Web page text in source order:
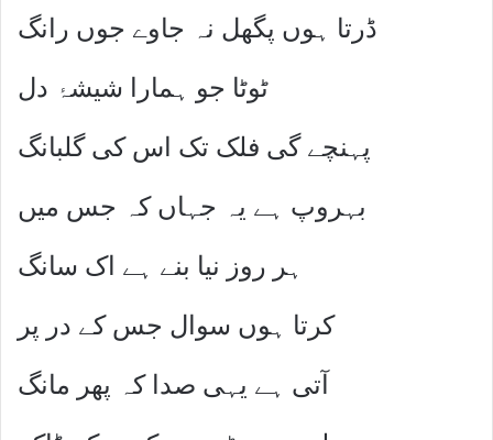
ڈرتا ہوں پگھل نہ جاوے جوں رانگ
ٹوٹا جو ہمارا شیشۂ دل
پہنچے گی فلک تک اس کی گلبانگ
بہروپ ہے یہ جہاں کہ جس میں
ہر روز نیا بنے ہے اک سانگ
کرتا ہوں سوال جس کے در پر
آتی ہے یہی صدا کہ پھر مانگ